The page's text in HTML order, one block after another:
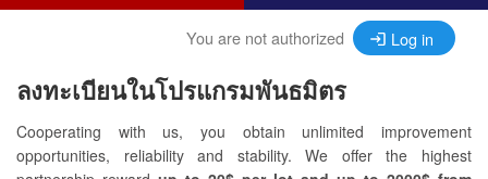
You are not authorized Log in
ลงทะเบียนในโปรแกรมพันธมิตร
Cooperating with us, you obtain unlimited improvement
opportunities, reliability and stability. We offer the highest